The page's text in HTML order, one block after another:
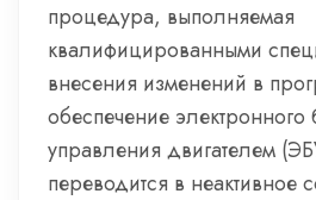
процедура, выполняемая
квалифицированными
внесения изменений в
обеспечение электронного
управления двигателем
переводится в неактивное